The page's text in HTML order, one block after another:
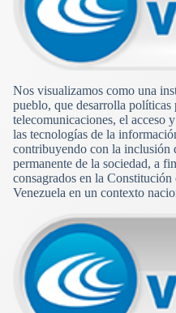
Nos visualizamos como una
pueblo, que desarrolla políticas
telecomunicaciones, el acceso
las tecnologías de la
contribuyendo con la inclusión
permanente de la sociedad, a
consagrados en la
Venezuela en un contexto